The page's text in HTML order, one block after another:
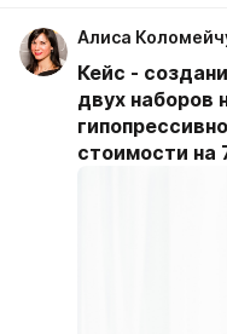
Алиса
Кейс -
двух наборов
стоимости на